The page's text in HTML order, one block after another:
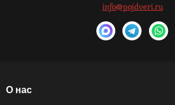
info@pojdveri.ru
О нас